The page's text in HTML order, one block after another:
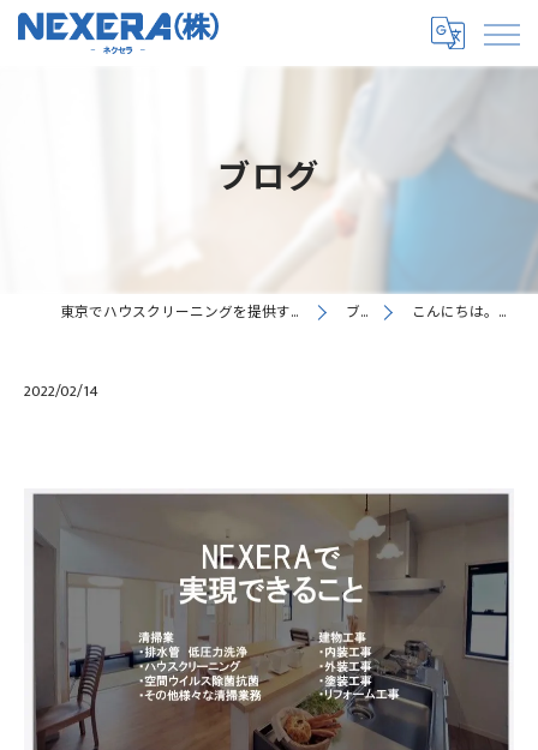
ブログ
東京でハウスクリーニングを提供するNEXERA株式会社 ブログ こんにちは。NEXERA…
2022/02/14